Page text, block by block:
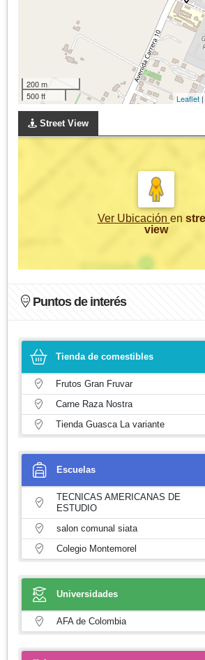
200 m
500 ft
Leaflet
Street View
Ver Ubicación en
view
Puntos de interés
Tienda de comestibles
Frutos Gran Fruvar
Carne Raza Nostra
Tienda Guasca La variante
Escuelas
TECNICAS AMERICANAS DE
ESTUDIO
salon comunal siata
Colegio Montemorel
Universidades
AFA de Colombia